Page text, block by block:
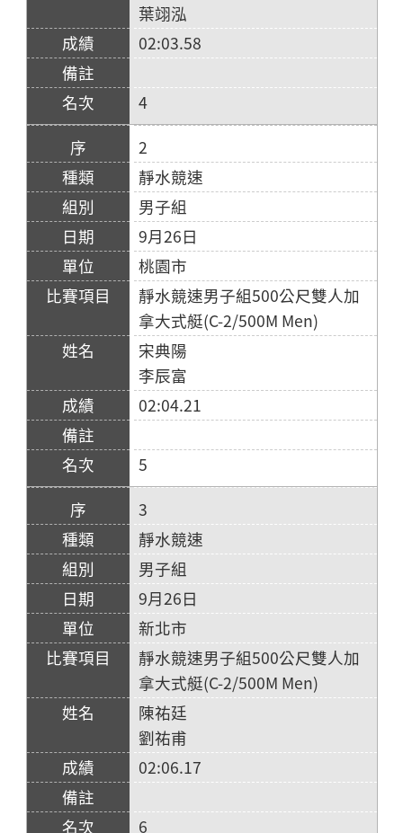
葉翊泓
02:03.58
4
2
靜水競速
男子組
9月26日
桃園市
靜水競速男子組500公尺雙人加
拿大式艇(C-2/500M Men)
宋典陽
李辰富
02:04.21
5
3
靜水競速
男子組
9月26日
新北市
靜水競速男子組500公尺雙人加
拿大式艇(C-2/500M Men)
陳祐廷
劉祐甫
02:06.17
6